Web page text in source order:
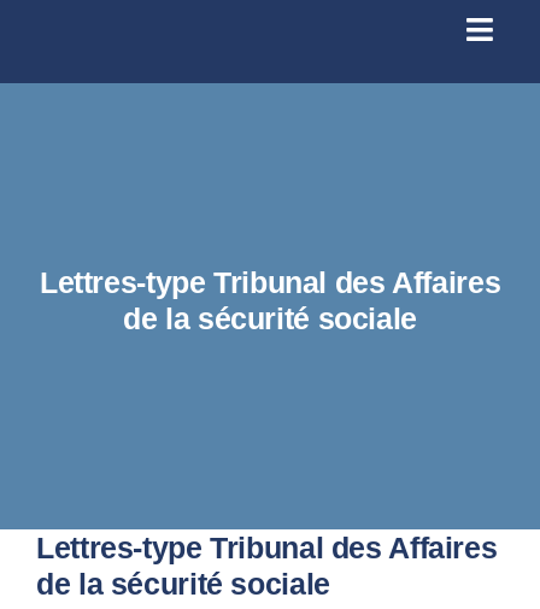
Lettres-type Tribunal des Affaires
de la sécurité sociale
Lettres-type Tribunal des Affaires
de la sécurité sociale